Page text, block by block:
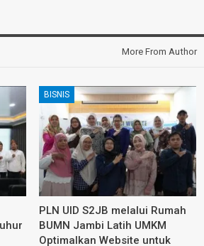
More From Author
BISNIS
PLN UID S2JB melalui Rumah
BUMN Jambi Latih UMKM
Optimalkan Website untuk